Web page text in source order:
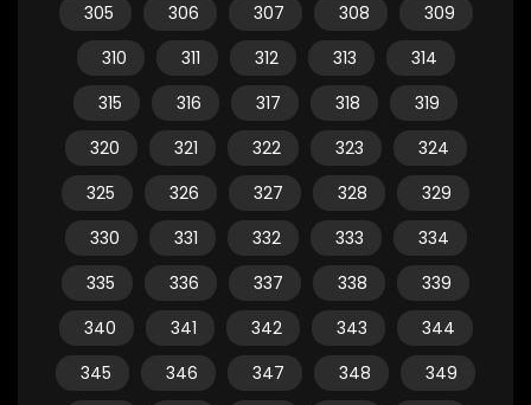
305
306 307 308
309
310
311 312 313
314
315
316 317 318
319
320
321 322 323
324
325
326 327 328
329
330
331 332 333
334
335
336 337 338
339
340
341 342 343
344
345
346 347 348
349